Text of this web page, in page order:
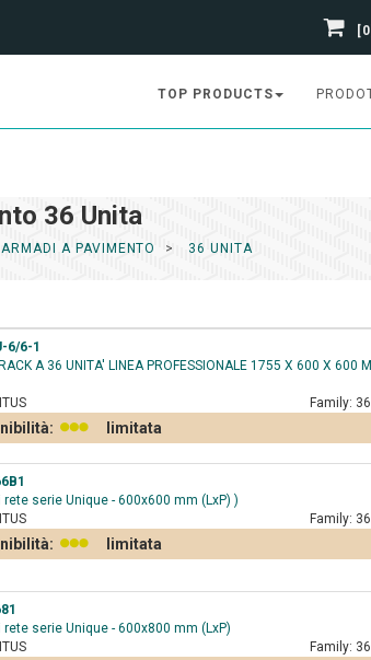
TOP PRODUCTS
36 Unita
ARMADI A PAVIMENTO 36 UNITA
6/6-1
A 36 UNITA' LINEA PROFESSIONALE 1755 X 600 X 600
Family:
limitata
serie Unique - 600x600 mm (LxP) )
Family:
limitata
serie Unique - 600x800 mm (LxP)
Family: